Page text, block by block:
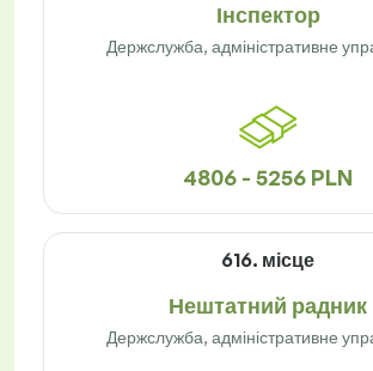
Інспектор
Держслужба, адміністративне
4806 - 5256 PLN
616. місце
Нештатний радник
Держслужба, адміністративне